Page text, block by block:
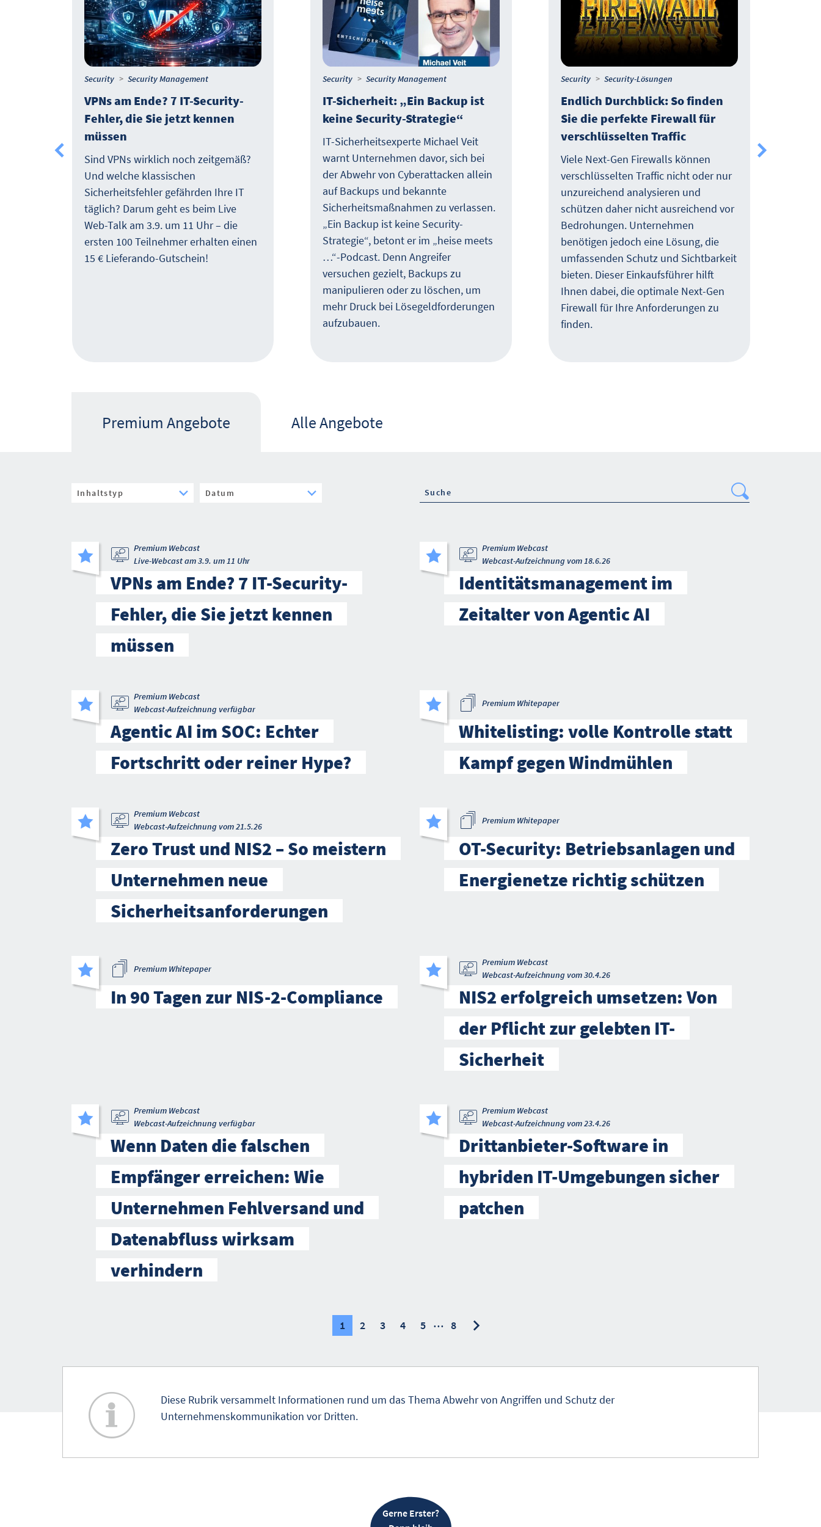
Security Security Management
VPNs am Ende? 7 IT-Security-
Fehler, die Sie jetzt kennen
müssen
Sind VPNs wirklich noch zeitgemäß?
Und welche klassischen
Sicherheitsfehler gefährden Ihre IT
täglich? Darum geht es beim Live
Web-Talk am 3.9. um 11 Uhr – die
ersten 100 Teilnehmer erhalten einen
15 € Lieferando-Gutschein!
Security Security Management
IT-Sicherheit: „Ein Backup ist
keine Security-Strategie“
IT-Sicherheitsexperte Michael Veit
warnt Unternehmen davor, sich bei
der Abwehr von Cyberattacken allein
auf Backups und bekannte
Sicherheitsmaßnahmen zu verlassen.
„Ein Backup ist keine Security-
Strategie“, betont er im „heise meets
…“-Podcast. Denn Angreifer
versuchen gezielt, Backups zu
manipulieren oder zu löschen, um
mehr Druck bei Lösegeldforderungen
aufzubauen.
Security Security-Lösungen
Endlich Durchblick: So finden
Sie die perfekte Firewall für
verschlüsselten Traffic
Viele Next-Gen Firewalls können
verschlüsselten Traffic nicht oder nur
unzureichend analysieren und
schützen daher nicht ausreichend vor
Bedrohungen. Unternehmen
benötigen jedoch eine Lösung, die
umfassenden Schutz und Sichtbarkeit
bieten. Dieser Einkaufsführer hilft
Ihnen dabei, die optimale Next-Gen
Firewall für Ihre Anforderungen zu
finden.
Premium Angebote Alle Angebote
Search
Premium Webcast
Live-Webcast am 3.9. um 11 Uhr
VPNs am Ende? 7 IT-Security-
Fehler, die Sie jetzt kennen
müssen
Premium Webcast
Webcast-Aufzeichnung vom 18.6.26
Identitätsmanagement im
Zeitalter von Agentic AI
Premium Webcast
Webcast-Aufzeichnung verfügbar
Agentic AI im SOC: Echter
Fortschritt oder reiner Hype?
Premium Whitepaper
Whitelisting: volle Kontrolle statt
Kampf gegen Windmühlen
Premium Webcast
Webcast-Aufzeichnung vom 21.5.26
Zero Trust und NIS2 – So meistern
Unternehmen neue
Sicherheitsanforderungen
Premium Whitepaper
OT-Security: Betriebsanlagen und
Energienetze richtig schützen
Premium Whitepaper
In 90 Tagen zur NIS-2-Compliance
Premium Webcast
Webcast-Aufzeichnung vom 30.4.26
NIS2 erfolgreich umsetzen: Von
der Pflicht zur gelebten IT-
Sicherheit
Premium Webcast
Webcast-Aufzeichnung verfügbar
Wenn Daten die falschen
Empfänger erreichen: Wie
Unternehmen Fehlversand und
Datenabfluss wirksam
verhindern
Premium Webcast
Webcast-Aufzeichnung vom 23.4.26
Drittanbieter-Software in
hybriden IT-Umgebungen sicher
patchen
1 2 3 4 5 … 8nächste
Diese Rubrik versammelt Informationen rund um das Thema Abwehr von Angriffen und Schutz der
Unternehmenskommunikation vor Dritten.
Gerne Erster?